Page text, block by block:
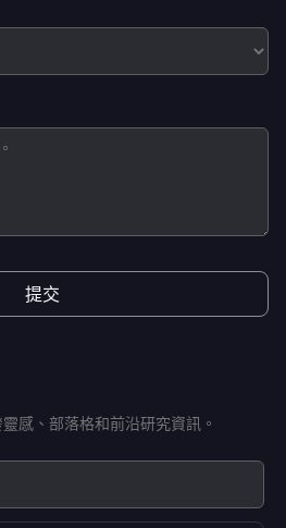
提交
感、部落格和前沿研究資訊。